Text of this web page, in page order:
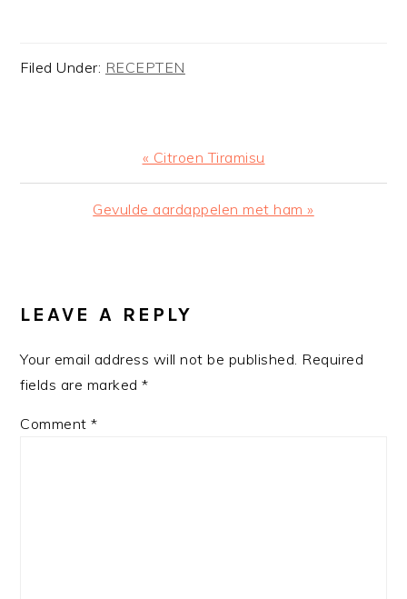
Filed Under: RECEPTEN
Previous
Post:
« Citroen Tiramisu
Next
Gevulde aardappelen met ham »
INTERACTIONS
LEAVE A REPLY
Your email address will not be published. Required
fields are marked*
Comment*